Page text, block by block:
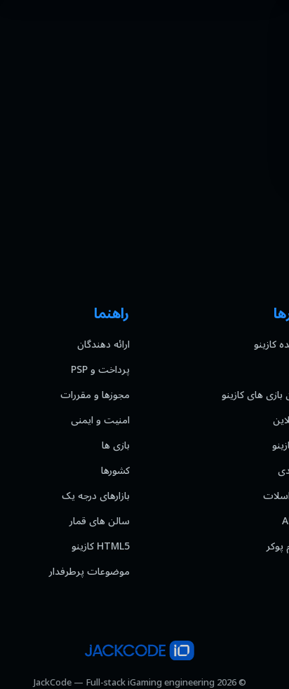
کازینو
بازی های کازینو
راهنما
ارائه دهندگان
پرداخت و PSP
مجوزها و مقررات
امنیت و ایمنی
بازی ها
کشورها
بازارهای درجه یک
سالن های قمار
HTML5 کازینو
موضوعات پرطرفدار
© 2026 JackCode — Full-stack iGaming engineering